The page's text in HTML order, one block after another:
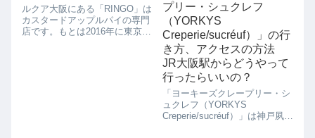
ルクア大阪にある「RINGO」は
カスタードアップルパイの専門
店です。もとは2016年に東京池
プリー・シュクレフ
（YORKYS
Creperie/sucréuf）」の行
き方、アクセスの方法
JR大阪駅からどうやって
行ったらいいの？
「ヨーキーズクレープリー・シ
ュクレフ（YORKYS
Creperie/sucréuf）」は神戸夙川